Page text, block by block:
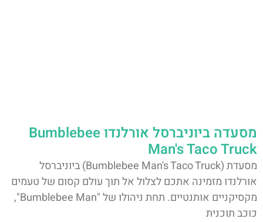
מסעדה ביוניברסל אורלנדו Bumblebee
Man's Taco Truck
מסעדת (Bumblebee Man's Taco Truck) ביוניברסל
אורלנדו מזמינה אתכם לצלול אל תוך עולם קסום של טעמים
מקסיקניים אותנטיים. תחת ניהולו של "Bumblebee Man",
כוכב תוכנית